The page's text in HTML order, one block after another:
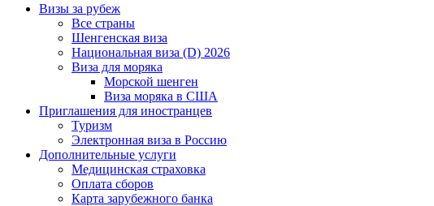
Визы за рубеж
Все страны
Шенгенская виза
Национальная виза (D) 2026
Виза для моряка
Морской шенген
Виза моряка в США
Приглашения для иностранцев
Туризм
Электронная виза в Россию
Дополнительные услуги
Медицинская страховка
Оплата сборов
Карта зарубежного банка